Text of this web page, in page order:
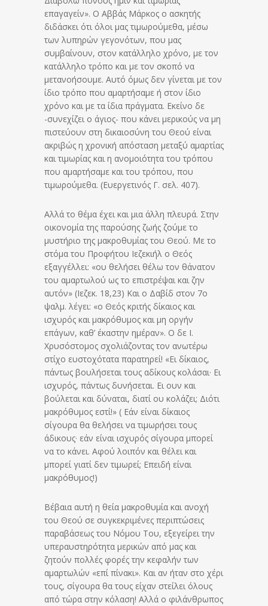
επαγαγείν». Ο Αββάς Μάρκος ο ασκητής
διδάσκει ότι όλοι μας τιμωρούμεθα, μέσω
των λυπηρών γεγονότων, που μας
συμβαίνουν, στον κατάλληλο χρόνο, με τον
κατάλληλο τρόπο και με τον σκοπό να
μετανοήσουμε. Αυτό όμως δεν γίνεται με τον
ίδιο τρόπο που αμαρτήσαμε ή στον ίδιο
χρόνο και με τα ίδια πράγματα. Εκείνο δε
-συνεχίζει ο άγιος- που κάνει μερικούς να μη
πιστεύουν στη δικαιοσύνη του Θεού είναι
ακριβώς η χρονική απόσταση μεταξύ αμαρτίας
και τιμωρίας και η ανομοιότητα του τρόπου
που αμαρτήσαμε και του τρόπου, που
τιμωρούμεθα. (Ευεργετινός Γ. σελ. 407).
Αλλά το θέμα έχει και μια άλλη πλευρά. Στην
οικονομία της παρούσης ζωής ζούμε το
μυστήριο της μακροθυμίας του Θεού. Με το
στόμα του Προφήτου Ιεζεκιήλ ο Θεός
εξαγγέλλει: «ου θελήσει θέλω τον θάνατον
του αμαρτωλού ως το επιστρέψαι και ζην
αυτόν» (Ιεζεκ. 18,23) Και ο Δαβίδ στον 7ο
ψαλμ. λέγει: «ο Θεός κριτής δίκαιος και
ισχυρός και μακρόθυμος και μη οργήν
επάγων, καθ’ έκαστην ημέραν». Ο δε Ι.
Χρυσόστομος σχολιάζοντας τον ανωτέρω
στίχο ευστοχότατα παρατηρεί! «Ει δίκαιος,
πάντως βουλήσεται τους αδίκους κολάσαι· Ει
ισχυρός, πάντως δυνήσεται. Ει ουν και
βούλεται και δύναται, διατί ου κολάζει; Διότι
μακρόθυμος εστί!» ( Εάν είναι δίκαιος
σίγουρα θα θελήσει να τιμωρήσει τους
άδικους· εάν είναι ισχυρός σίγουρα μπορεί
να το κάνει. Αφού λοιπόν και θέλει και
μπορεί γιατί δεν τιμωρεί; Επειδή είναι
μακρόθυμος!)
Βέβαια αυτή η θεία μακροθυμία και ανοχή
του Θεού σε συγκεκριμένες περιπτώσεις
παραβάσεως του Νόμου Του, εξεγείρει την
υπεραυστηρότητα μερικών από μας και
ζητούν πολλές φορές την κεφαλήν των
αμαρτωλών «επί πίνακι». Και αν ήταν στο χέρι
τους, σίγουρα θα τους είχαν στείλει όλους
από τώρα στην κόλαση! Αλλά ο φιλάνθρωπος